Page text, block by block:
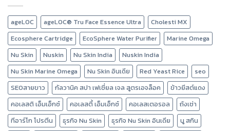
ageLOC ageLOC® Tru Face Essence Ultra
Cholesti MX
Ecosphere Cartridge
EcoSphere Water Purifier
Marine Omega
Nu Skin
Nuskin Nu Skin India
Nuskin India
Nu Skin Marine Omega
Nu Skin อินเดีย Red Yeast Rice
seo
SEOสายขาว
กัลวานิค สปา เฟเชี่ยล เจล สูตรเอจล็อค
ข้าวยีสต์แดง
คอเลสติ เอ็มเอ็กซ์
คอเลสตี้ เอ็มเอ็กซ์ คอเลสเตอรอล
ถังเช่า
ทีอาร์โก โปรตีน
ธุรกิจ Nu Skin ธุรกิจ Nu Skin อินเดีย
นู สกิน